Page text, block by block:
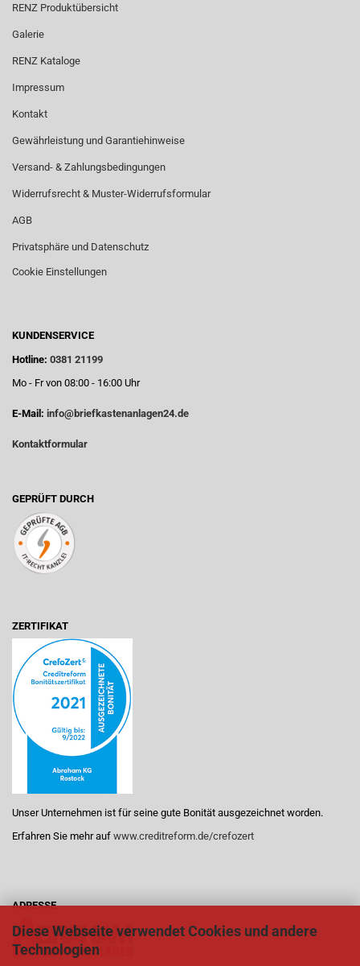
Diese Webseite verwendet Cookies und andere
Technologien
RENZ Produktübersicht
Galerie
RENZ Kataloge
Impressum
Kontakt
Gewährleistung und Garantiehinweise
Versand- & Zahlungsbedingungen
Widerrufsrecht & Muster-Widerrufsformular
AGB
Privatsphäre und Datenschutz
Cookie Einstellungen
KUNDENSERVICE
Hotline: 0381 21199
Mo - Fr von 08:00 - 16:00 Uhr
E-Mail: info@briefkastenanlagen24.de
Kontaktformular
GEPRÜFT DURCH
ZERTIFIKAT
Unser Unternehmen ist für seine gute Bonität ausgezeichnet worden.
Erfahren Sie mehr auf www.creditreform.de/crefozert
ADRESSE